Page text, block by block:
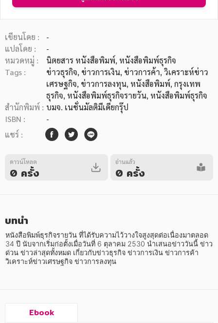
หมวดหมู่หนังสือ
หมวดหมู่หนังสือ
อาหาร สุขภาพ การแพทย์
ศาสนา และปรัชญา
เขียนโดย :
-
แปลโดย :
-
หมวดหมู่ :
นิตยสาร หนังสือพิมพ์, หนังสือพิมพ์ธุรกิจ
Tags :
ข่าวธุรกิจ, ข่าวการเงิน, ข่าวการค้า, วิเคราะห์ข่าว
เศรษฐกิจ, ข่าวการลงทุน, หนังสือพิมพ์, กรุงเทพ
ธุรกิจ, หนังสือพิมพ์ธุรกิจรายวัน, หนังสือพิมพ์ธุรกิจ
สำนักพิมพ์ : บมจ. เนชั่นมัลติมีเดียกรุ๊ป
ISBN :
-
แชร์ :
ดาวน์โหลด
0 ครั้ง
อ่านแล้ว
0 ครั้ง
บทนำ
หนังสือพิมพ์ธุรกิจรายวัน ที่ได้รับความไว้วางใจสูงสุดต่อเนื่องมาตลอด
34 ปี นับจากเริ่มก่อตั้งเมื่อวันที่ 6 ตุลาคม 2530 นำเสนอข่าววันนี้ ข่าว
ด่วน ข่าวล่าสุดทั้งหมด เกี่ยวกับข่าวธุรกิจ ข่าวการเงิน ข่าวการค้า
วิเคราะห์ข่าวเศรษฐกิจ ข่าวการลงทุน
Ebook